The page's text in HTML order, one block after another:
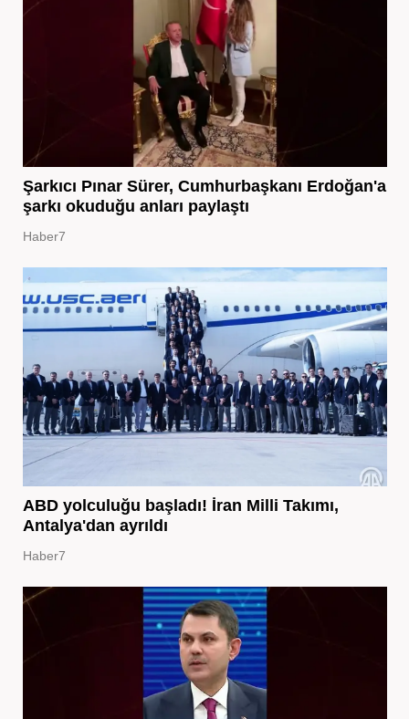
Şarkıcı Pınar Sürer, Cumhurbaşkanı Erdoğan'a
şarkı okuduğu anları paylaştı
Haber7
ABD yolculuğu başladı! İran Milli Takımı,
Antalya'dan ayrıldı
Haber7